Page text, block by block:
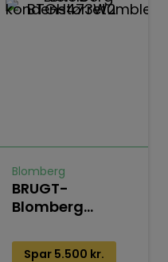
Blomberg
BRUGT-
Blomberg
BTGH473W2
Spar 5.500 kr.